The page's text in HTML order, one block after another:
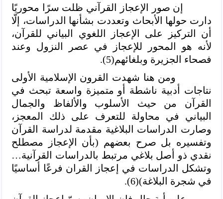
إن صور الإعجاز القرآني ظلت سرًا محوريًا
دارت حولها الأبحاث وتعددت بشأنها الدراسات، إلّا
أن التركيز على الإعجاز اللغوي البياني للقرآن،
لأنه هو المحور للإعجاز في عصر النزول وعند
فصحاء الجزيرة وبلغائهم(5).
ومن هنا شهدت القرون الإسلامية الأولى
نتاجات أدبية ناشطة أو متميزة واسعة تبحث في
القرآن من حيث الأسلوب والألفاظ والجمال
البياني في محاولة للتعرف على ذلك المعجز،
وصارت الدراسات البلاغية مقدمة لدراسة القرآن
وتفسيره بل صرح بعضهم (بأن الإعجاز مصطلح
نقدي ذو أصل بلاغي مرتبط بالدراسات القرآنية…
وتشكل الدراسات في إعجاز القران فرعًا أساسيًا
في شجرة البلاغة)(6).